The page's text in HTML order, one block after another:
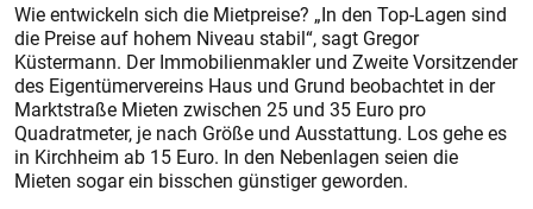
Wie entwickeln sich die Mietpreise? „In den Top-Lagen sind
die Preise auf hohem Niveau stabil“, sagt Gregor
Küstermann. Der Immobilienmakler und Zweite Vorsitzender
des Eigentümervereins Haus und Grund beobachtet in der
Marktstraße Mieten zwischen 25 und 35 Euro pro
Quadratmeter, je nach Größe und Ausstattung. Los gehe es
in Kirchheim ab 15 Euro. In den Nebenlagen seien die
Mieten sogar ein bisschen günstiger geworden.